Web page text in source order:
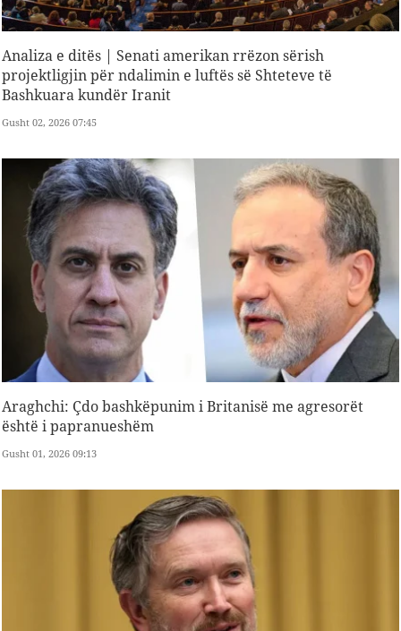
Analiza e ditës | Senati amerikan rrëzon sërish
projektligjin për ndalimin e luftës së Shteteve të
Bashkuara kundër Iranit
Gusht 02, 2026 07:45
Araghchi: Çdo bashkëpunim i Britanisë me agresorët
është i papranueshëm
Gusht 01, 2026 09:13